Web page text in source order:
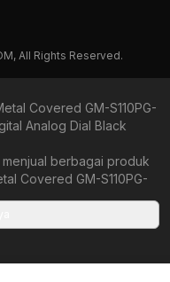
All Rights Reserved.
Covered GM-S110PG-
Analog Dial Black
menjual berbagai produk
Covered GM-S110PG-
untuk memberi
merupakan produk jam